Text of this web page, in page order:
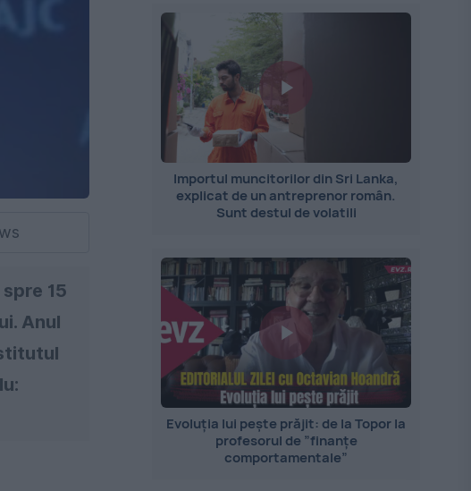
15
Anul
Importul muncitorilor din Sri Lanka,
explicat de un antreprenor român.
Sunt destul de volatili
Evoluția lui pește prăjit: de la Topor la
profesorul de ”finanțe
comportamentale”